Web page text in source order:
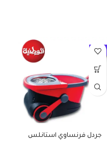
-10%
جردل فرنساوي استانلس